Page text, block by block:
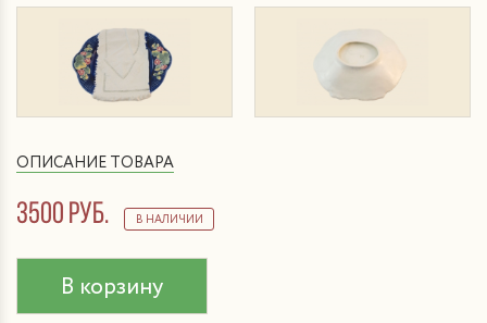
ОПИСАНИЕ ТОВАРА
3500 руб. В НАЛИЧИИ
В корзину